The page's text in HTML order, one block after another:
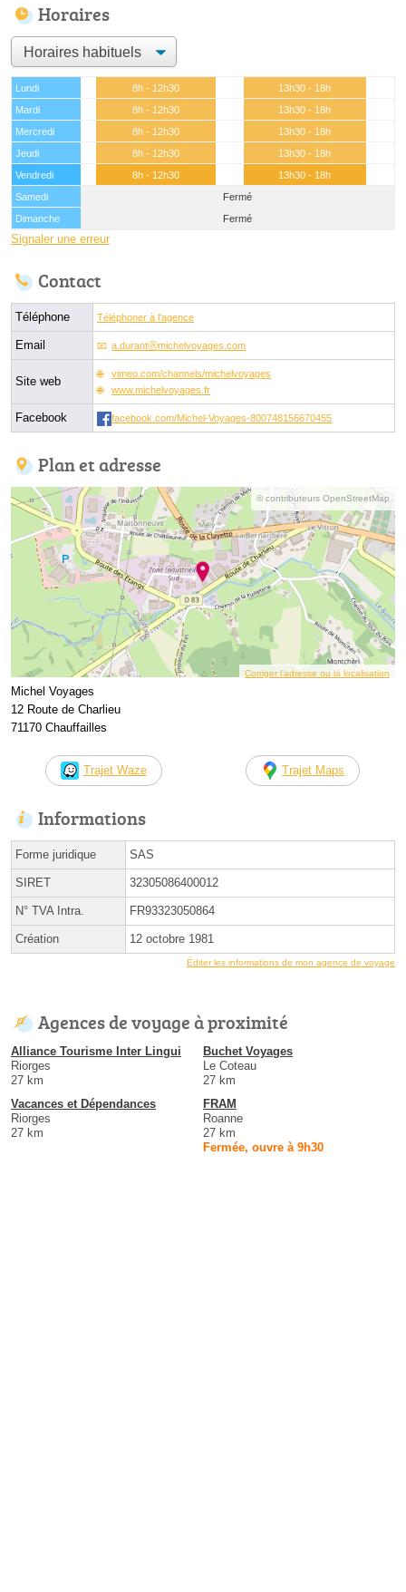
Horaires
Lundi 8h - 12h30
13h30 - 18h
Mardi
8h - 12h30
13h30 - 18h
Mercredi
8h - 12h30
13h30 - 18h
Jeudi
8h - 12h30
13h30 - 18h
Vendredi
8h - 12h30
13h30 - 18h
Samedi
Fermé
Dimanche
Fermé
Signaler une erreur
Contact
Téléphone Téléphoner à l'agence
Email a.durantⓐmichelvoyages.com
Site web
vimeo.com/channels/michelvoyages
www.michelvoyages.fr
Facebook facebook.com/Michel-Voyages-800748156670455
Plan et adresse
© contributeurs OpenStreetMap
Corriger l’adresse ou la localisation
Michel Voyages
12 Route de Charlieu
71170 Chauffailles
Trajet Waze Trajet Maps
Informations
Forme juridique SAS
SIRET 32305086400012
N° TVA Intra. FR93323050864
Création 12 octobre 1981
Éditer les informations de mon agence de voyage
Agences de voyage à proximité
Alliance Tourisme Inter Lingui
Riorges
27 km
Buchet Voyages
Le Coteau
27 km
Vacances et Dépendances
Riorges
27 km
FRAM
Roanne
27 km
Fermée, ouvre à 9h30